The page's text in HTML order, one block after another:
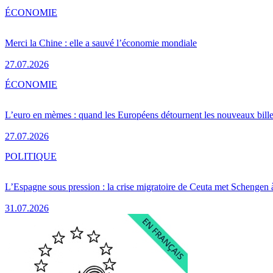
Merci la Chine : elle a sauvé l’économie mondiale
27.07.2026
ÉCONOMIE
L’euro en mèmes : quand les Européens détournent les nouveaux
27.07.2026
ÉCONOMIE
L’Espagne sous pression : la crise migratoire de Ceuta met Schengen
31.07.2026
POLITIQUE